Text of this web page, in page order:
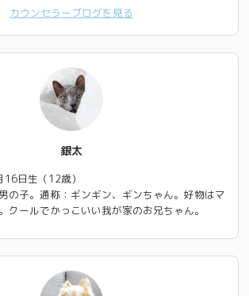
カウンセラーブログを見る
銀太
日生（12歳）
の子。通称：ギンギン、ギンちゃん。好物はマ
クールでかっこいい我が家のお兄ちゃん。